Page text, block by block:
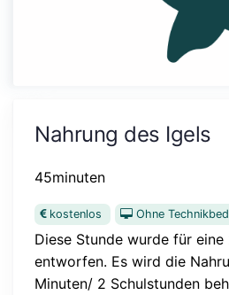
Nahrung des Igels
45minuten
kostenlos Ohne
Diese Stunde wurde für eine
entworfen. Es wird die
Minuten/ 2 Schulstunden